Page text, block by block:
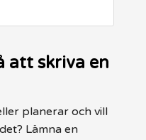
att skriva en
planerar och vill
Lämna en